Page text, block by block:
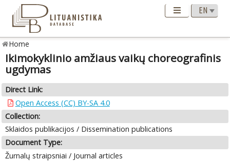
Home
Ikimokyklinio amžiaus vaikų choreografinis
ugdymas
Direct Link:
Open Access (CC) BY-SA 4.0
Collection:
Sklaidos publikacijos / Dissemination publications
Document Type:
Žurnalų straipsniai / Journal articles